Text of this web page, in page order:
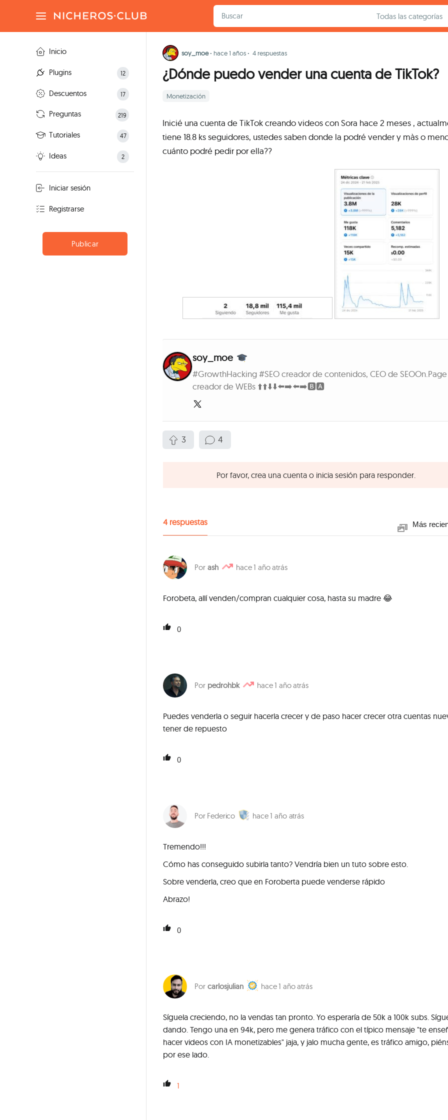
Inicio
Plugins 12
Descuentos 17
Preguntas 219
Tutoriales 47
Ideas 2
Iniciar sesión
Registrarse
Publicar
soy_moe · hace 1 años · 4 respuestas
¿Dónde puedo vender una cuenta de TikTok?
Monetización
Inicié una cuenta de TikTok creando videos con Sora hace 2 meses ,
tiene 18.8 ks seguidores, ustedes saben donde la podré vender y màs o
cuánto podré pedir por ella??
soy_moe
#GrowthHacking #SEO creador de contenidos, CEO de
creador de WEBs ⬆️⬆️⬇️⬇️⬅️➡️⬅️➡️🅱️🅰️
3 4
Por favor, crea una cuenta o inicia sesión para responder.
4 respuestas Más
ash 1 año atrás
Forobeta, allí venden/compran cualquier cosa, hasta su madre 😂
0
pedrohbk 1 año atrás
Puedes venderla o seguir hacerla crecer y de paso hacer crecer otra cuentas
tener de repuesto
0
Federico 1 año atrás
Tremendo!!!
Cómo has conseguido subirla tanto? Vendría bien un tuto sobre esto.
Sobre venderla, creo que en Foroberta puede venderse rápido
Abrazo!
0
carlosjulian 1 año atrás
Síguela creciendo, no la vendas tan pronto. Yo esperaría de 50k a 100k subs.
dando. Tengo una en 94k, pero me genera tráfico con el típico mensaje "te
hacer videos con IA monetizables" jaja, y jalo mucha gente, es tráfico amigo,
por ese lado.
1